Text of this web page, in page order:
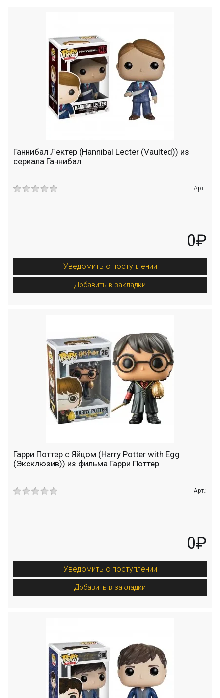
Ганнибал Лектер (Hannibal Lecter (Vaulted)) из
сериала Ганнибал
Арт.:
0₽
Уведомить о поступлении
Добавить в закладки
Гарри Поттер с Яйцом (Harry Potter with Egg
(Эксклюзив)) из фильма Гарри Поттер
Арт.:
0₽
Уведомить о поступлении
Добавить в закладки